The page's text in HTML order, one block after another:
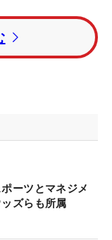
英樹のコーチが
は1000ドル）
ハンディキャッ
技術指導をし
ブのプロフェ
プロフェッシ
こと」
ーツとマネジメ
ズらも所属